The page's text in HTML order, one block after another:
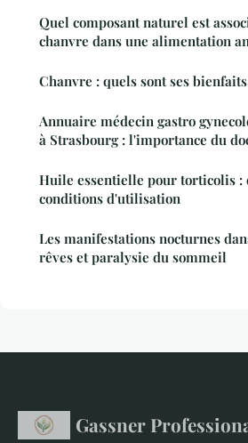
Quel composant naturel est
chanvre dans une alimentation
Chanvre : quels sont ses
Annuaire médecin gastro
à Strasbourg : l'importance du
Huile essentielle pour torticolis :
conditions d'utilisation
Les manifestations nocturnes
rêves et paralysie du sommeil
Gassner